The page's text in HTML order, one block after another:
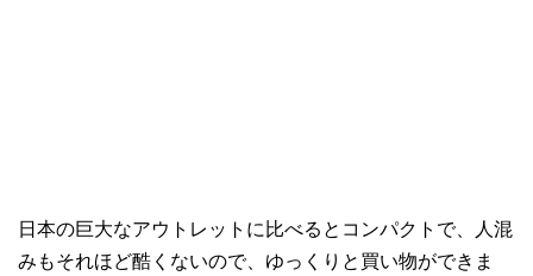
日本の巨大なアウトレットに比べるとコンパクトで、人混
みもそれほど酷くないので、ゆっくりと買い物ができま